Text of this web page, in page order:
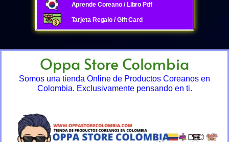
Aprende Coreano / Libro Pdf
Tarjeta Regalo / Gift Card
Oppa Store Colombia
Somos una tienda Online de Productos Coreanos en
Colombia. Exclusivamente pensando en ti.